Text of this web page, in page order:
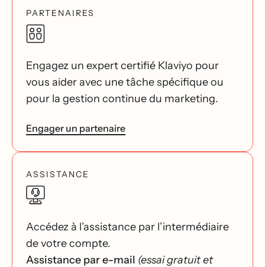
PARTENAIRES
Engagez un expert certifié Klaviyo pour
vous aider avec une tâche spécifique ou
pour la gestion continue du marketing.
Engager un partenaire
ASSISTANCE
Accédez à l’assistance par l’intermédiaire
de votre compte.
Assistance par e-mail (essai gratuit et